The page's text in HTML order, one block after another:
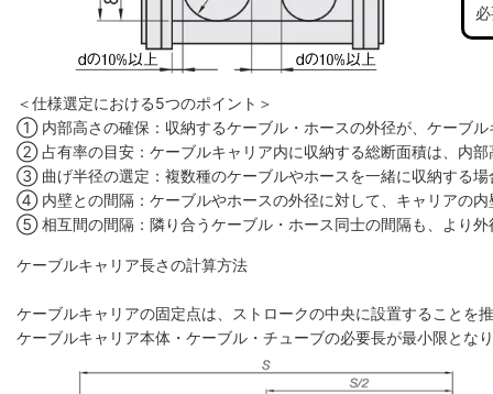
＜仕様選定における5つのポイント＞
① 内部高さの確保：収納するケーブル・ホースの外径が、ケーブ
② 占有率の目安：ケーブルキャリア内に収納する総断面積は、内
③ 曲げ半径の選定：複数種のケーブルやホースを一緒に収納する
④ 内壁との間隔：ケーブルやホースの外径に対して、キャリアの
⑤ 相互間の間隔：隣り合うケーブル・ホース同士の間隔も、より
ケーブルキャリア長さの計算方法
ケーブルキャリアの固定点は、ストロークの中央に設置することを
ケーブルキャリア本体・ケーブル・チューブの必要長が最小限とな